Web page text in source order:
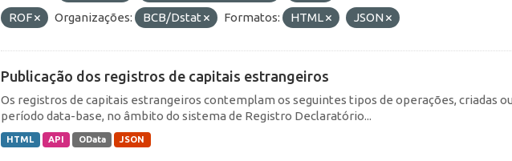
ROF
Organizações: BCB/Dstat Formatos: HTML JSON
Publicação dos registros de capitais estrangeiros
Os registros de capitais estrangeiros contemplam os seguintes tipos de operações, criadas
período data-base, no âmbito do sistema de Registro Declaratório...
HTML API OData JSON